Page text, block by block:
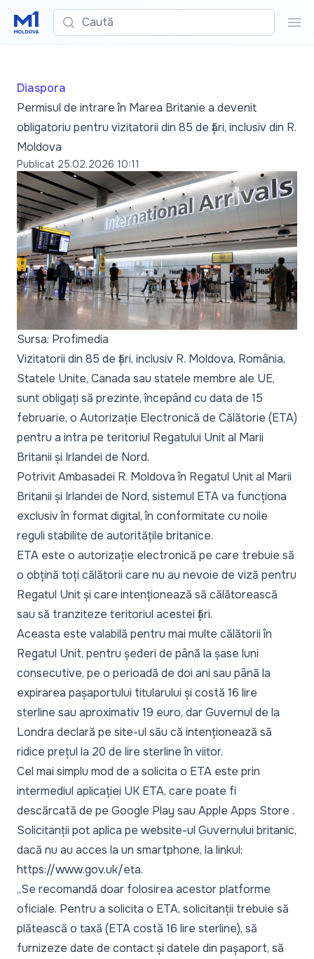
Caută
Diaspora
Permisul de intrare în Marea Britanie a devenit
obligatoriu pentru vizitatorii din 85 de țări, inclusiv din R.
Moldova
Publicat 25.02.2026 10:11
Sursa: Profimedia
Vizitatorii din 85 de țări, inclusiv R. Moldova, România,
Statele Unite, Canada sau statele membre ale UE,
sunt obligați să prezinte, începând cu data de 15
februarie, o Autorizație Electronică de Călătorie (ETA)
pentru a intra pe teritoriul Regatului Unit al Marii
Britanii și Irlandei de Nord.
Potrivit Ambasadei R. Moldova în Regatul Unit al Marii
Britanii și Irlandei de Nord, sistemul ETA va funcționa
exclusiv în format digital, în conformitate cu noile
reguli stabilite de autoritățile britanice.
ETA este o autorizație electronică pe care trebuie să
o obțină toți călătorii care nu au nevoie de viză pentru
Regatul Unit și care intenționează să călătorească
sau să tranziteze teritoriul acestei țări.
Aceasta este valabilă pentru mai multe călătorii în
Regatul Unit, pentru șederi de până la șase luni
consecutive, pe o perioadă de doi ani sau până la
expirarea pașaportului titularului și costă 16 lire
sterline sau aproximativ 19 euro, dar Guvernul de la
Londra declară pe site-ul său că intenționează să
ridice prețul la 20 de lire sterline în viitor.
Cel mai simplu mod de a solicita o ETA este prin
intermediul aplicației UK ETA, care poate fi
descărcată de pe Google Play sau Apple Apps Store .
Solicitanții pot aplica pe website-ul Guvernului britanic,
dacă nu au acces la un smartphone, la linkul:
https://www.gov.uk/eta.
„Se recomandă doar folosirea acestor platforme
oficiale. Pentru a solicita o ETA, solicitanții trebuie să
plătească o taxă (ETA costă 16 lire sterline), să
furnizeze date de contact și datele din pașaport, să